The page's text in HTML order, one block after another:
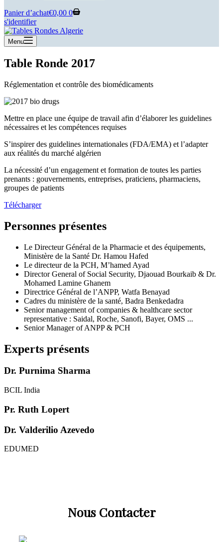
Panier d’achat€0,00 0
s'identifier
Menu
Table Ronde 2017
Réglementation et contrôle des biomédicaments
Mettre en place une équipe de travail afin d’élaborer les guidelines
nécessaires et les compétences requises
S’inspirer des guidelines internationales (FDA/EMA) et l’adapter
aux réalités du marché algérien
La nécessité d’un engagement et formation de toutes les parties
prenants : gouvernements, entreprises, praticiens, pharmaciens,
groupes de patients
Télécharger
Personnes présentes
Le Directeur Général de la Pharmacie et des équipements,
Ministère de la Santé Dr. Hamou Hafed
Le directeur de la PCH, M’hamed Ayad
Director General of Social Security, Djaouad Bourkaib & Dr.
Mohamed Lamine Ghanem
Directrice Général de l’ANPP, Watfa Benayad
Cadres du ministère de la santé, Badra Benkedadra
Senior management of companies & healthcare sector
representative : Saidal, Roche, Sanofi, Bayer, OMS ...
Senior Manager of ANPP & PCH
Experts présents
Dr. Purnima Sharma
BCIL India
Pr. Ruth Lopert
Dr. Valderilio Azevedo
EDUMED
Nous Contacter